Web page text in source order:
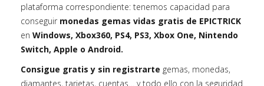
plataforma correspondiente: tenemos capacidad para
conseguir monedas gemas vidas gratis de EPICTRICK
en Windows, Xbox360, PS4, PS3, Xbox One, Nintendo
Switch, Apple o Android.
Consigue gratis y sin registrarte gemas, monedas,
diamantes, tarjetas, cuentas… y todo ello con la seguridad